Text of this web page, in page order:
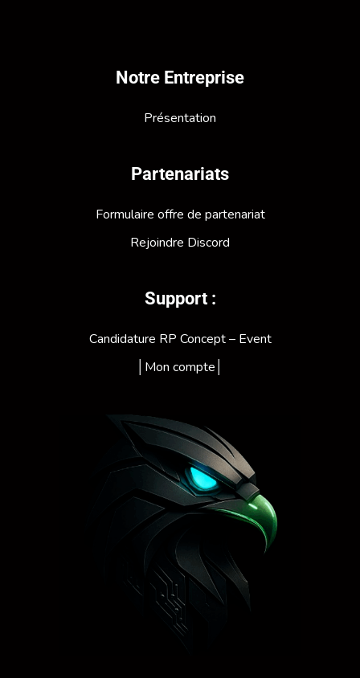
Notre Entreprise
Présentation
Partenariats
Formulaire offre de partenariat
Rejoindre Discord
Support :
Candidature RP Concept – Event
│Mon compte│